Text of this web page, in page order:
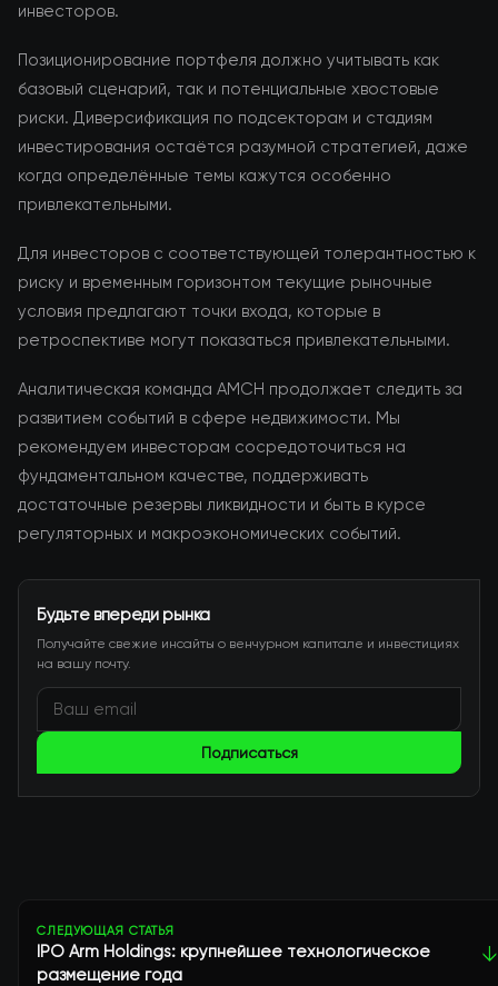
инвесторов.
Позиционирование портфеля должно учитывать как
базовый сценарий, так и потенциальные хвостовые
риски. Диверсификация по подсекторам и стадиям
инвестирования остаётся разумной стратегией, даже
когда определённые темы кажутся особенно
привлекательными.
Для инвесторов с соответствующей толерантностью к
риску и временным горизонтом текущие рыночные
условия предлагают точки входа, которые в
ретроспективе могут показаться привлекательными.
Аналитическая команда AMCH продолжает следить за
развитием событий в сфере недвижимости. Мы
рекомендуем инвесторам сосредоточиться на
фундаментальном качестве, поддерживать
достаточные резервы ликвидности и быть в курсе
регуляторных и макроэкономических событий.
Будьте впереди рынка
Получайте свежие инсайты о венчурном капитале и инвестициях
на вашу почту.
Подписаться
СЛЕДУЮЩАЯ СТАТЬЯ
IPO Arm Holdings: крупнейшее технологическое
размещение года
↓